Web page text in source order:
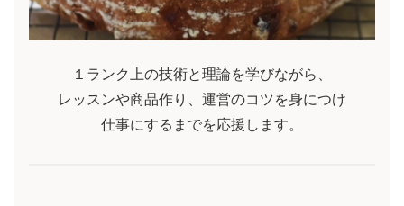
１ランク上の技術と理論を学びながら、
レッスンや商品作り、運営のコツを身につけ
仕事にするまでを応援します。